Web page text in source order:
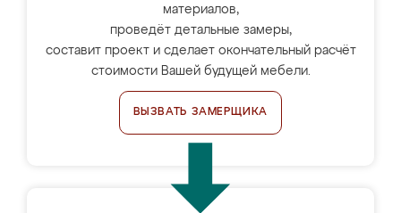
материалов,
проведёт детальные замеры,
составит проект и сделает окончательный расчёт
стоимости Вашей будущей мебели.
ВЫЗВАТЬ ЗАМЕРЩИКА